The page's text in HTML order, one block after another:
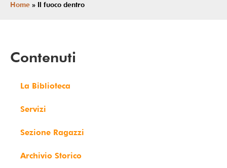
Home » Il fuoco dentro
Contenuti
La Biblioteca
Servizi
Sezione Ragazzi
Archivio Storico